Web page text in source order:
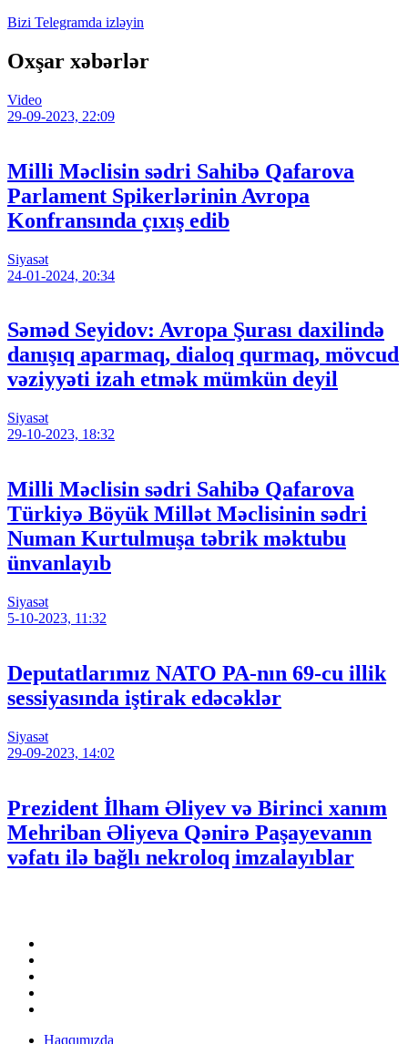
Bizi Telegramda izləyin
Oxşar xəbərlər
Video
29-09-2023, 22:09
Milli Məclisin sədri Sahibə Qafarova
Parlament Spikerlərinin Avropa
Konfransında çıxış edib
Siyasət
24-01-2024, 20:34
Səməd Seyidov: Avropa Şurası daxilində
danışıq aparmaq, dialoq qurmaq, mövcud
vəziyyəti izah etmək mümkün deyil
Siyasət
29-10-2023, 18:32
Milli Məclisin sədri Sahibə Qafarova
Türkiyə Böyük Millət Məclisinin sədri
Numan Kurtulmuşa təbrik məktubu
ünvanlayıb
Siyasət
5-10-2023, 11:32
Deputatlarımız NATO PA-nın 69-cu illik
sessiyasında iştirak edəcəklər
Siyasət
29-09-2023, 14:02
Prezident İlham Əliyev və Birinci xanım
Mehriban Əliyeva Qənirə Paşayevanın
vəfatı ilə bağlı nekroloq imzalayıblar
Haqqımızda